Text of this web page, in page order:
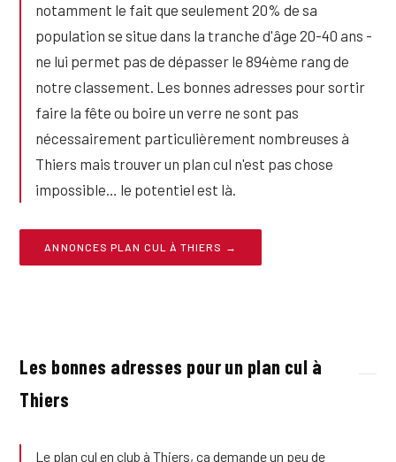
notamment le fait que seulement 20% de sa
population se situe dans la tranche d'âge 20-40 ans -
ne lui permet pas de dépasser le 894ème rang de
notre classement. Les bonnes adresses pour sortir
faire la fête ou boire un verre ne sont pas
nécessairement particulièrement nombreuses à
Thiers mais trouver un plan cul n'est pas chose
impossible… le potentiel est là.
ANNONCES PLAN CUL À THIERS →
Les bonnes adresses pour un plan cul à
Thiers
Le plan cul en club à Thiers, ça demande un peu de